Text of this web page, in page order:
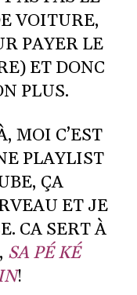
VOITURE,
PAYER LE
ET DONC
PLUS.
MOI C’EST
PLAYLIST
ÇA
ET JE
CA SERT À
SA PÉ KÉ
!